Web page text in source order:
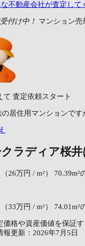
な不動産会社が査定して
付け中！ マンション売
て 査定依頼スタート
居住用マンションです
ラディア桜
（26万円 / m²） 70.39m²
（33万円 / m²） 74.01m²
価格や資産価値を保証
報更新：2026年7月5日